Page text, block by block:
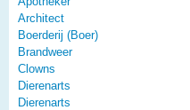
Architect
Boerderij (Boer)
Brandweer
Clowns
Dierenarts
Dierenarts